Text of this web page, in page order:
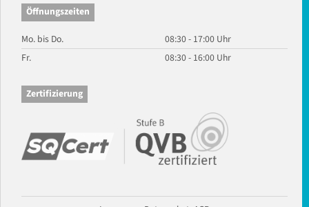
Öffnungszeiten
Mo. bis Do.
08:30 - 17:00 Uhr
Fr.
08:30 - 16:00 Uhr
Zertifizierung